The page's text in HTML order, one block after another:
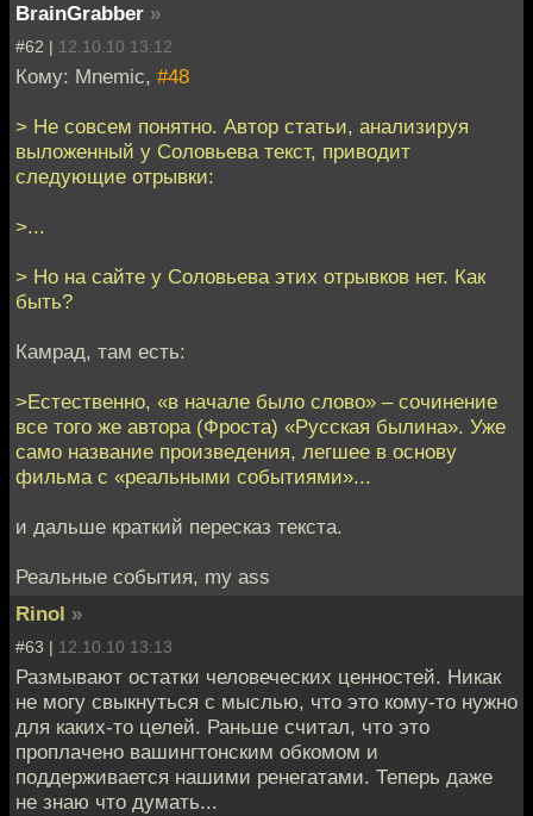
BrainGrabber »
#62 | 12.10.10 13:12
Кому: Mnemic, #48
> Не совсем понятно. Автор статьи, анализируя
выложенный у Соловьева текст, приводит
следующие отрывки:
>...
> Но на сайте у Соловьева этих отрывков нет. Как
быть?
Камрад, там есть:
>Естественно, «в начале было слово» – сочинение
все того же автора (Фроста) «Русская былина». Уже
само название произведения, легшее в основу
фильма с «реальными событиями»...
и дальше краткий пересказ текста.
Реальные события, my ass
Rinol »
#63 | 12.10.10 13:13
Размывают остатки человеческих ценностей. Никак
не могу свыкнуться с мыслью, что это кому-то нужно
для каких-то целей. Раньше считал, что это
проплачено вашингтонским обкомом и
поддерживается нашими ренегатами. Теперь даже
не знаю что думать...